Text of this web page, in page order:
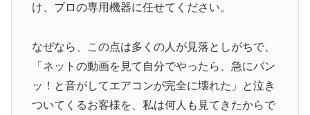
け、プロの専用機器に任せてください。
なぜなら、この点は多くの人が見落としがちで、
「ネットの動画を見て自分でやったら、急にバン
ッ！と音がしてエアコンが完全に壊れた」と泣き
ついてくるお客様を、私は何人も見てきたからで